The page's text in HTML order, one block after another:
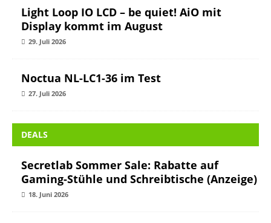
Light Loop IO LCD – be quiet! AiO mit
Display kommt im August
29. Juli 2026
Noctua NL-LC1-36 im Test
27. Juli 2026
DEALS
Secretlab Sommer Sale: Rabatte auf
Gaming-Stühle und Schreibtische (Anzeige)
18. Juni 2026